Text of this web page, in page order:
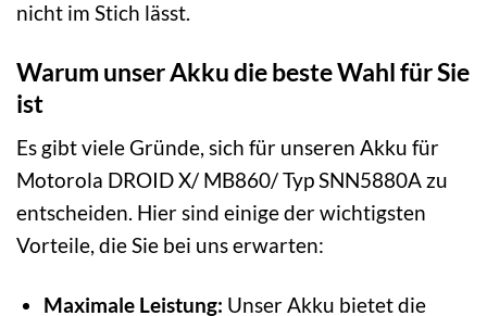
nicht im Stich lässt.
Warum unser Akku die beste Wahl für Sie
ist
Es gibt viele Gründe, sich für unseren Akku für
Motorola DROID X/ MB860/ Typ SNN5880A zu
entscheiden. Hier sind einige der wichtigsten
Vorteile, die Sie bei uns erwarten:
Maximale Leistung: Unser Akku bietet die